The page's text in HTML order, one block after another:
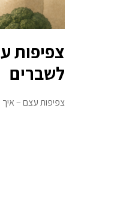
צפיפות
לשברים
צפיפות עצם –